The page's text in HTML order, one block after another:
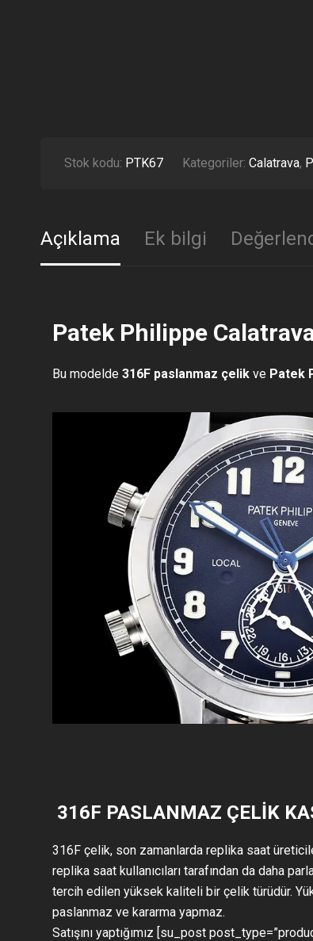
Stok kodu: PTK67 Kategoriler: Calatrava,
Açıklama Ek bilgi
Patek Philippe
Bu modelde 316F paslanmaz çelikve Patek
316F PASLANMAZ ÇELİK
316F çelik, son zamanlarda replika saat
replika saat kullanıcıları tarafından da daha
tercih edilen yüksek kaliteli bir çelik türüdür.
paslanmaz ve kararma yapmaz.
Satışını yaptığımız [su_post